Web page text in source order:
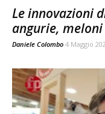
Le innovazioni
angurie,
Daniele Colombo 4 Maggio